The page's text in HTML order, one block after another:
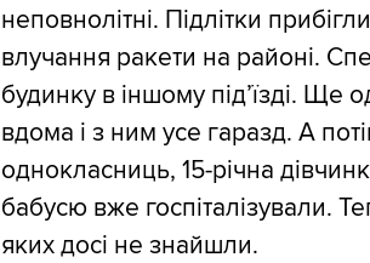
неповнолітні. Підлітки
влучання ракети на районі.
будинку в іншому підʼїзді. Ще
вдома і з ним усе гаразд. А
однокласниць, 15-річна
бабусю вже госпіталізували.
яких досі не знайшли.